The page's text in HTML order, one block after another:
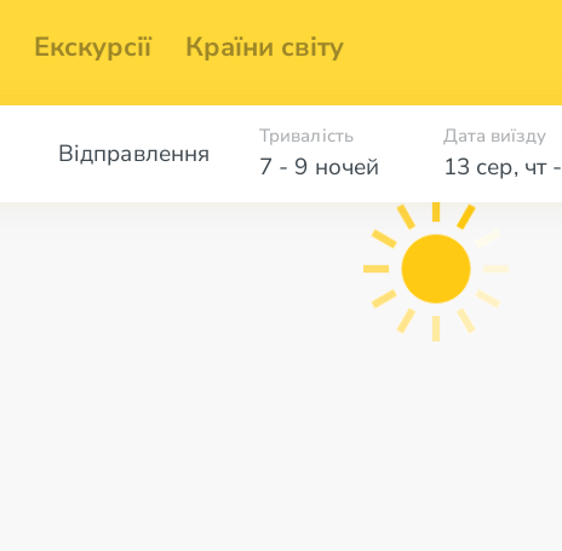
Екскурсії Країни світу
Відправлення 7 - 9 ночей
Тривалість Дата виїзду
13 сер, чт-